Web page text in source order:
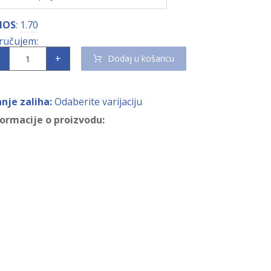
: 1.70
+ Dodaj u košaricu
zaliha: Odaberite varijaciju
o proizvodu: